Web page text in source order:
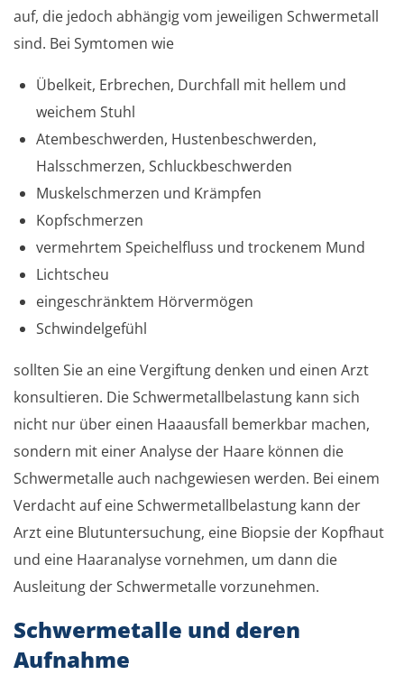
auf, die jedoch abhängig vom jeweiligen Schwermetall
sind. Bei Symtomen wie
Übelkeit, Erbrechen, Durchfall mit hellem und
weichem Stuhl
Atembeschwerden, Hustenbeschwerden,
Halsschmerzen, Schluckbeschwerden
Muskelschmerzen und Krämpfen
Kopfschmerzen
vermehrtem Speichelfluss und trockenem Mund
Lichtscheu
eingeschränktem Hörvermögen
Schwindelgefühl
sollten Sie an eine Vergiftung denken und einen Arzt
konsultieren. Die Schwermetallbelastung kann sich
nicht nur über einen Haaausfall bemerkbar machen,
sondern mit einer Analyse der Haare können die
Schwermetalle auch nachgewiesen werden. Bei einem
Verdacht auf eine Schwermetallbelastung kann der
Arzt eine Blutuntersuchung, eine Biopsie der Kopfhaut
und eine Haaranalyse vornehmen, um dann die
Ausleitung der Schwermetalle vorzunehmen.
Schwermetalle und deren
Aufnahme